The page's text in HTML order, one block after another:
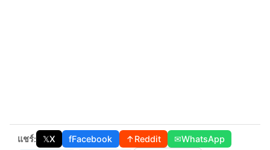
แชร์: 𝕏X fFacebook ↑Reddit ✉WhatsApp